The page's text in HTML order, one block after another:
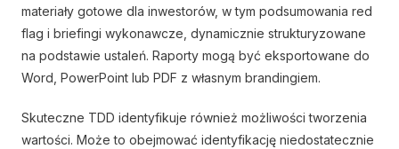
materiały gotowe dla inwestorów, w tym podsumowania red
flag i briefingi wykonawcze, dynamicznie strukturyzowane
na podstawie ustaleń. Raporty mogą być eksportowane do
Word, PowerPoint lub PDF z własnym brandingiem.
Skuteczne TDD identyfikuje również możliwości tworzenia
wartości. Może to obejmować identyfikację niedostatecznie